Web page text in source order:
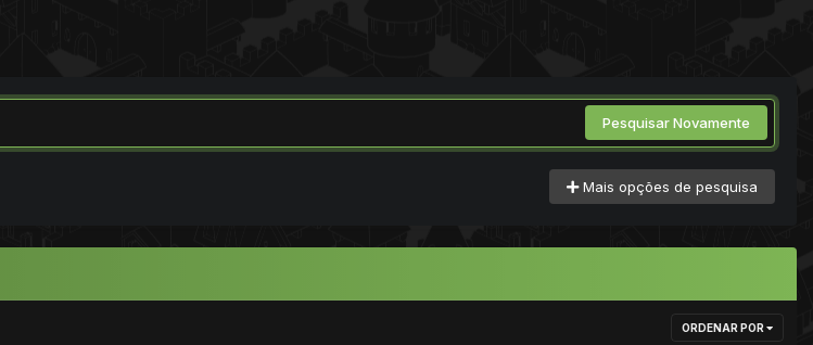
Pesquisar Novamente
Mais opções de pesquisa
ORDENAR POR